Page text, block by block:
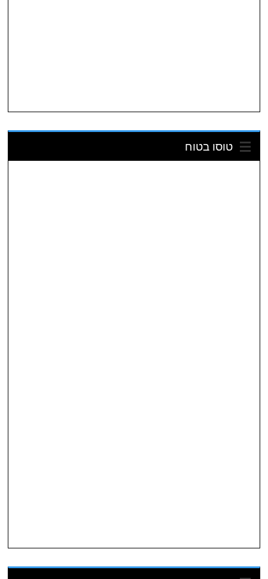
טוסו בטוח